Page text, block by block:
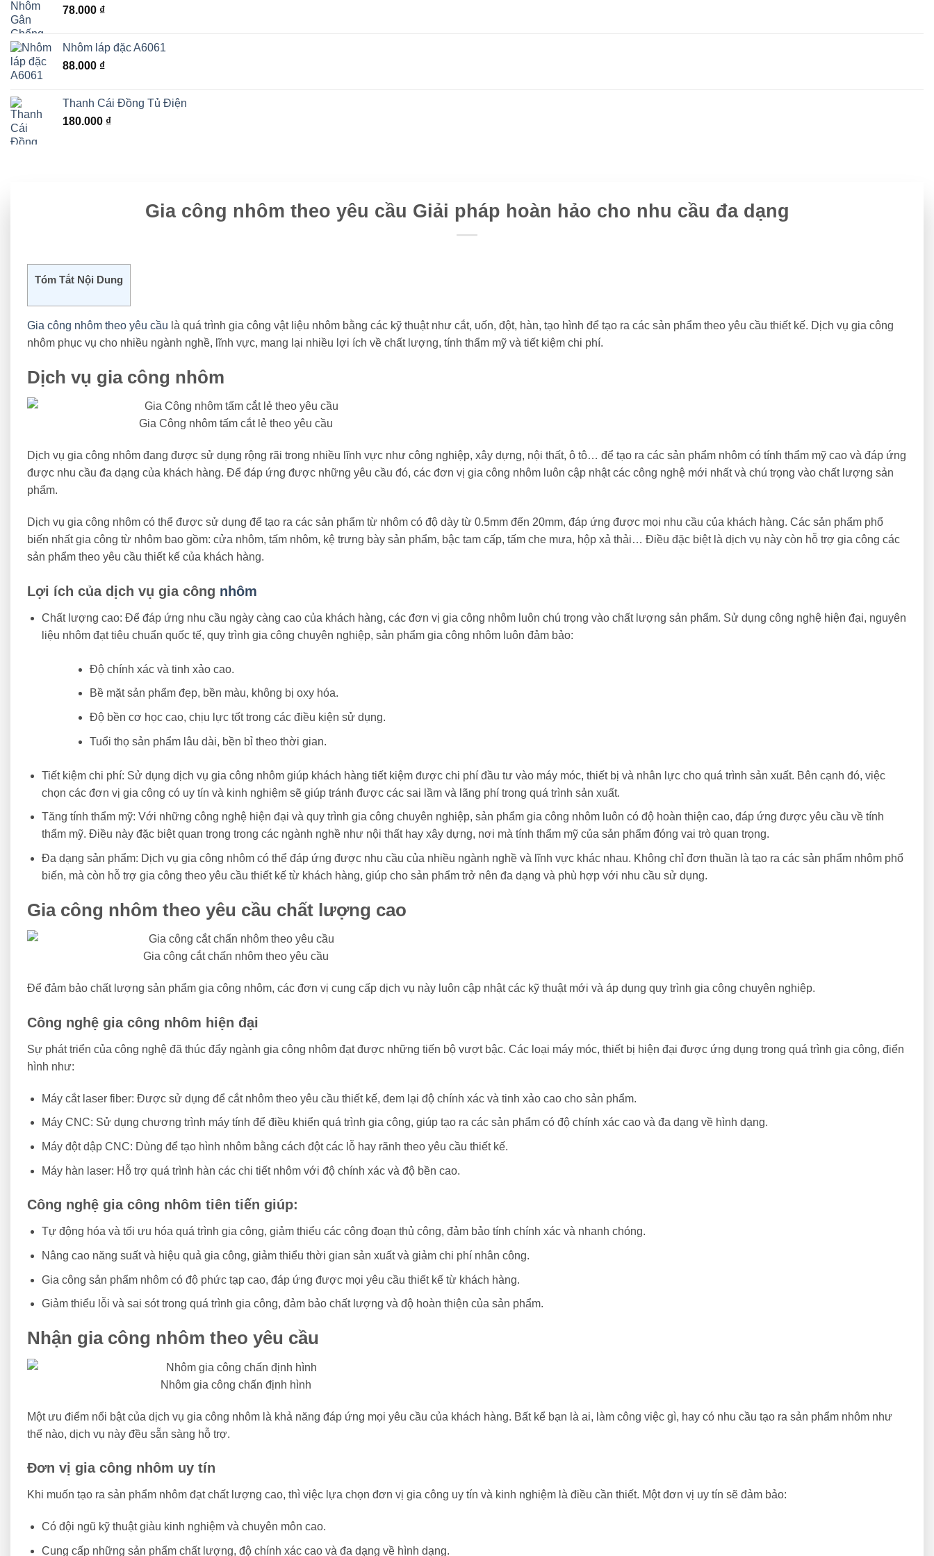
78.000 ₫
Nhôm láp đặc A6061
88.000 ₫
Thanh Cái Đồng Tủ Điện
180.000 ₫
Gia công nhôm theo yêu cầu Giải pháp hoàn hảo cho nhu cầu đa dạng
Tóm Tắt Nội Dung
Gia công nhôm theo yêu cầu là quá trình gia công vật liệu nhôm bằng các kỹ thuật như cắt, uốn, đột, hàn, tạo hình để tạo ra các sản phẩm theo yêu cầu thiết kế. Dịch vụ gia công
nhôm phục vụ cho nhiều ngành nghề, lĩnh vực, mang lại nhiều lợi ích về chất lượng, tính thẩm mỹ và tiết kiệm chi phí.
Dịch vụ gia công nhôm
Gia Công nhôm tấm cắt lẻ theo yêu cầu
Dịch vụ gia công nhôm đang được sử dụng rộng rãi trong nhiều lĩnh vực như công nghiệp, xây dựng, nội thất, ô tô… để tạo ra các sản phẩm nhôm có tính thẩm mỹ cao và đáp ứng
được nhu cầu đa dạng của khách hàng. Để đáp ứng được những yêu cầu đó, các đơn vị gia công nhôm luôn cập nhật các công nghệ mới nhất và chú trọng vào chất lượng sản
phẩm.
Dịch vụ gia công nhôm có thể được sử dụng để tạo ra các sản phẩm từ nhôm có độ dày từ 0.5mm đến 20mm, đáp ứng được mọi nhu cầu của khách hàng. Các sản phẩm phổ
biến nhất gia công từ nhôm bao gồm: cửa nhôm, tấm nhôm, kệ trưng bày sản phẩm, bậc tam cấp, tấm che mưa, hộp xả thải… Điều đặc biệt là dịch vụ này còn hỗ trợ gia công các
sản phẩm theo yêu cầu thiết kế của khách hàng.
Lợi ích của dịch vụ gia công nhôm
Chất lượng cao: Để đáp ứng nhu cầu ngày càng cao của khách hàng, các đơn vị gia công nhôm luôn chú trọng vào chất lượng sản phẩm. Sử dụng công nghệ hiện đại, nguyên
liệu nhôm đạt tiêu chuẩn quốc tế, quy trình gia công chuyên nghiệp, sản phẩm gia công nhôm luôn đảm bảo:
Độ chính xác và tinh xảo cao.
Bề mặt sản phẩm đẹp, bền màu, không bị oxy hóa.
Độ bền cơ học cao, chịu lực tốt trong các điều kiện sử dụng.
Tuổi thọ sản phẩm lâu dài, bền bỉ theo thời gian.
Tiết kiệm chi phí: Sử dụng dịch vụ gia công nhôm giúp khách hàng tiết kiệm được chi phí đầu tư vào máy móc, thiết bị và nhân lực cho quá trình sản xuất. Bên cạnh đó, việc
chọn các đơn vị gia công có uy tín và kinh nghiệm sẽ giúp tránh được các sai lầm và lãng phí trong quá trình sản xuất.
Tăng tính thẩm mỹ: Với những công nghệ hiện đại và quy trình gia công chuyên nghiệp, sản phẩm gia công nhôm luôn có độ hoàn thiện cao, đáp ứng được yêu cầu về tính
thẩm mỹ. Điều này đặc biệt quan trọng trong các ngành nghề như nội thất hay xây dựng, nơi mà tính thẩm mỹ của sản phẩm đóng vai trò quan trọng.
Đa dạng sản phẩm: Dịch vụ gia công nhôm có thể đáp ứng được nhu cầu của nhiều ngành nghề và lĩnh vực khác nhau. Không chỉ đơn thuần là tạo ra các sản phẩm nhôm phổ
biến, mà còn hỗ trợ gia công theo yêu cầu thiết kế từ khách hàng, giúp cho sản phẩm trở nên đa dạng và phù hợp với nhu cầu sử dụng.
Gia công nhôm theo yêu cầu chất lượng cao
Gia công cắt chấn nhôm theo yêu cầu
Để đảm bảo chất lượng sản phẩm gia công nhôm, các đơn vị cung cấp dịch vụ này luôn cập nhật các kỹ thuật mới và áp dụng quy trình gia công chuyên nghiệp.
Công nghệ gia công nhôm hiện đại
Sự phát triển của công nghệ đã thúc đẩy ngành gia công nhôm đạt được những tiến bộ vượt bậc. Các loại máy móc, thiết bị hiện đại được ứng dụng trong quá trình gia công, điển
hình như:
Máy cắt laser fiber: Được sử dụng để cắt nhôm theo yêu cầu thiết kế, đem lại độ chính xác và tinh xảo cao cho sản phẩm.
Máy CNC: Sử dụng chương trình máy tính để điều khiển quá trình gia công, giúp tạo ra các sản phẩm có độ chính xác cao và đa dạng về hình dạng.
Máy đột dập CNC: Dùng để tạo hình nhôm bằng cách đột các lỗ hay rãnh theo yêu cầu thiết kế.
Máy hàn laser: Hỗ trợ quá trình hàn các chi tiết nhôm với độ chính xác và độ bền cao.
Công nghệ gia công nhôm tiên tiến giúp:
Tự động hóa và tối ưu hóa quá trình gia công, giảm thiểu các công đoạn thủ công, đảm bảo tính chính xác và nhanh chóng.
Nâng cao năng suất và hiệu quả gia công, giảm thiểu thời gian sản xuất và giảm chi phí nhân công.
Gia công sản phẩm nhôm có độ phức tạp cao, đáp ứng được mọi yêu cầu thiết kế từ khách hàng.
Giảm thiểu lỗi và sai sót trong quá trình gia công, đảm bảo chất lượng và độ hoàn thiện của sản phẩm.
Nhận gia công nhôm theo yêu cầu
Nhôm gia công chấn định hình
Một ưu điểm nổi bật của dịch vụ gia công nhôm là khả năng đáp ứng mọi yêu cầu của khách hàng. Bất kể bạn là ai, làm công việc gì, hay có nhu cầu tạo ra sản phẩm nhôm như
thế nào, dịch vụ này đều sẵn sàng hỗ trợ.
Đơn vị gia công nhôm uy tín
Khi muốn tạo ra sản phẩm nhôm đạt chất lượng cao, thì việc lựa chọn đơn vị gia công uy tín và kinh nghiệm là điều cần thiết. Một đơn vị uy tín sẽ đảm bảo:
Có đội ngũ kỹ thuật giàu kinh nghiệm và chuyên môn cao.
Cung cấp những sản phẩm chất lượng, độ chính xác cao và đa dạng về hình dạng.